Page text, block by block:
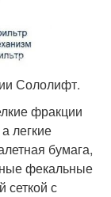
Сололифт.
фракции
легкие
бумага,
фекальные
с